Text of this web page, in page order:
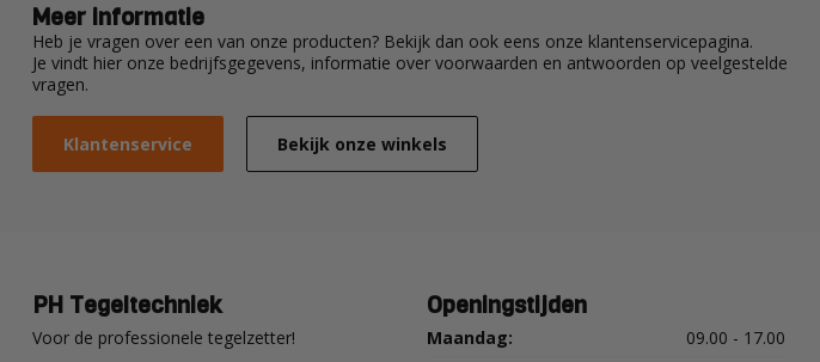
Meer informatie
Heb je vragen over een van onze producten? Bekijk dan ook eens onze klantenservicepagina.
Je vindt hier onze bedrijfsgegevens, informatie over voorwaarden en antwoorden op veelgestelde
vragen.
Klantenservice Bekijk onze winkels
PH Tegeltechniek
Voor de professionele tegelzetter!
Openingstijden
Maandag:
09.00 - 17.00